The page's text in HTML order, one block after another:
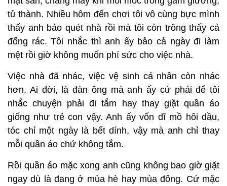
tủ thành. Nhiều hôm đến chơi tôi vô cùng bực mình
thấy anh bảo quét nhà rồi mà tôi còn trông thấy cả
đống rác. Tôi nhắc thì anh ấy bảo cả ngày đi làm
mệt rồi giờ không muốn phí sức cho việc nhà.
Việc nhà đã nhác, việc vệ sinh cá nhân còn nhác
hơn. Ai đời, là đàn ông mà anh ấy cứ phải để tôi
nhắc chuyện phải đi tắm hay thay giặt quần áo
giống như trẻ con vậy. Anh ấy vốn dĩ mồ hôi dầu,
tóc chỉ một ngày là bết dính, vậy mà anh chỉ thay
mỗi quần áo chứ không tắm.
Rồi quần áo mặc xong anh cũng không bao giờ giặt
ngay dù là đang ở mùa hè hay mùa đông. Cứ mặc